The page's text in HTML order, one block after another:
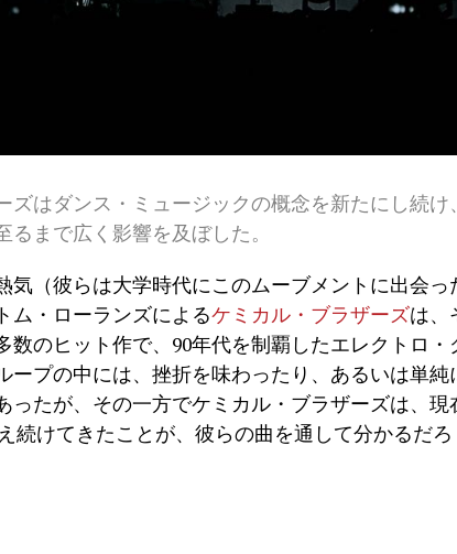
ズはダンス・ミュージックの概念を新たにし続け
まで広く影響を及ぼした。
（彼らは大学時代にこのムーブメントに出会っ
ム・ローランズによるケミカル・ブラザーズは、
数のヒット作で、90年代を制覇したエレクトロ・
ープの中には、挫折を味わったり、あるいは単純
ったが、その一方でケミカル・ブラザーズは、現
続けてきたことが、彼らの曲を通して分かるだろ